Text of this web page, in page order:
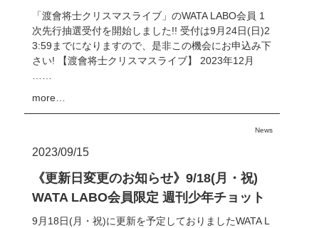
「渡會将士クリスマスライブ」のWATA LABO会員 1
次先行抽選受付を開始しました!! 受付は9月24日(日)2
3:59までになりますので、是非この機会にお申込み下
さい! 【渡會将士クリスマスライブ】 2023年12月
more…
News
2023/09/15
《更新日変更のお知らせ》9/18(月・祝)
WATA LABO会員限定 週刊少年チョット
9月18日(月・祝)に更新を予定しておりましたWATA L